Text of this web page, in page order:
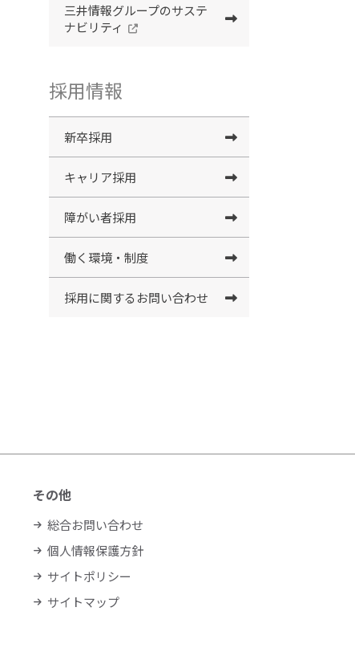
三井情報グループのサステ
ナビリティ
採用情報
新卒採用
キャリア採用
障がい者採用
働く環境・制度
採用に関するお問い合わせ
その他
総合お問い合わせ
個人情報保護方針
サイトポリシー
サイトマップ